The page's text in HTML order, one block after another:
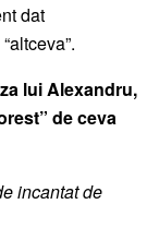
dat
lui Alexandru,
de ceva
incantat de